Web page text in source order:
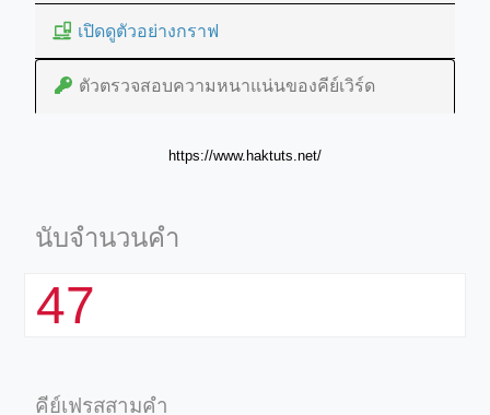
เปิดดูตัวอย่างกราฟ
ตัวตรวจสอบความหนาแน่นของคีย์เวิร์ด
https://www.haktuts.net/
นับจำนวนคำ
47
คีย์เฟรสสามคำ